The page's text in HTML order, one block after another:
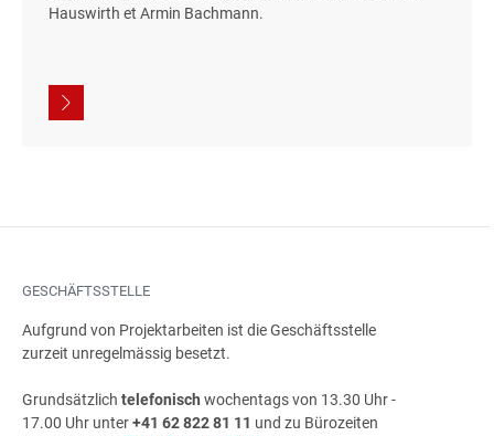
Hauswirth et Armin Bachmann.
GESCHÄFTSSTELLE
Aufgrund von Projektarbeiten ist die Geschäftsstelle
zurzeit unregelmässig besetzt.
Grundsätzlich telefonisch wochentags von 13.30 Uhr -
17.00 Uhr unter+41 62 822 81 11 und zu Bürozeiten